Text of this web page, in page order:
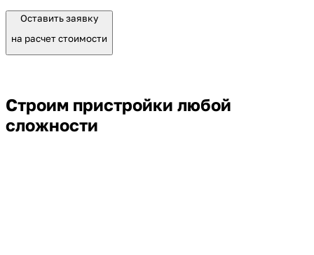
Оставить заявку
на расчет стоимости
Строим пристройки любой
сложности